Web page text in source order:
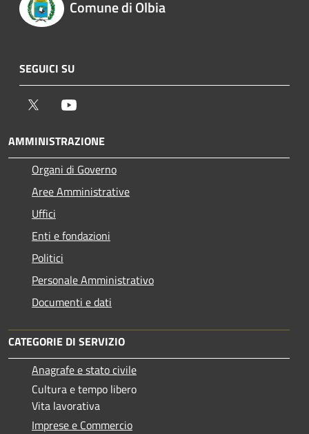
Comune di Olbia
SEGUICI SU
Twitter
AMMINISTRAZIONE
Organi di Governo
Aree Amministrative
Uffici
Enti e fondazioni
Politici
Personale Amministrativo
Documenti e dati
CATEGORIE DI SERVIZIO
Anagrafe e stato civile
Cultura e tempo libero
Vita lavorativa
Imprese e Commercio